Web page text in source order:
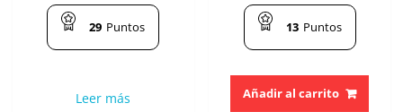
29 Puntos
Leer más
13 Puntos
Añadir al carrito